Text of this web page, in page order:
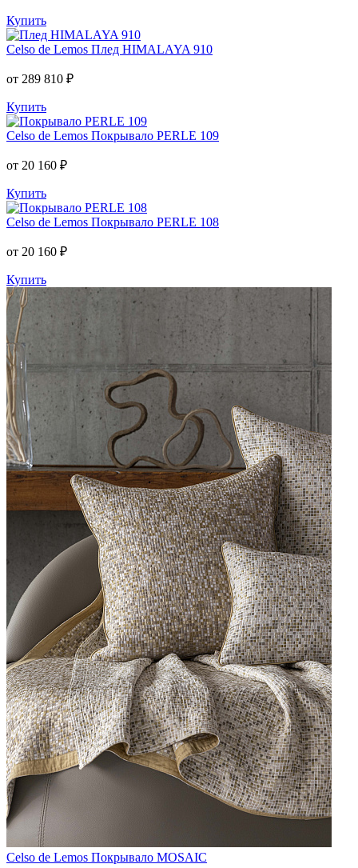
Купить
Celso de Lemos Плед HIMALAYA 910
от 289 810 ₽
Купить
Celso de Lemos Покрывало PERLE 109
от 20 160 ₽
Купить
Celso de Lemos Покрывало PERLE 108
от 20 160 ₽
Купить
Celso de Lemos Покрывало MOSAIC